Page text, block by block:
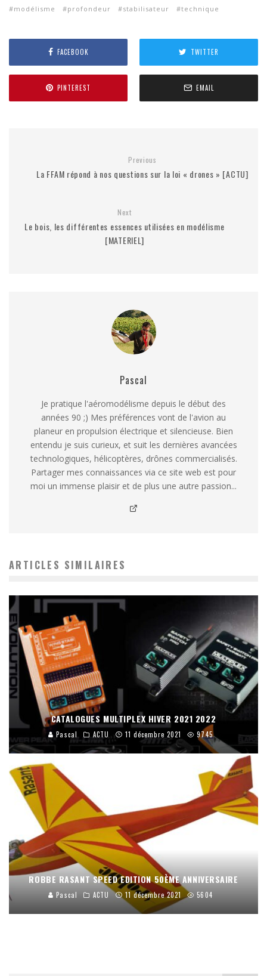
modélisme
profondeur stabilisateur technique
FACEBOOK TWITTER
PINTEREST EMAIL
Previous
La FFAM répond à nos questions sur la loi « drones » [ACTU]
Next
Le bois, les différentes essences utilisées en modélisme
[MATERIEL]
Pascal
Je pratique l'aéromodélisme depuis le début des
années 90 ;) Mes préférences vont de l'avion au
planeur en propulsion électrique et silencieuse. Bien
entendu je suis curieux, et suit les dernières avancées
technologiques, hélicoptères, drônes commercialisés.
Partager mes connaissances via ce site web est pour
moi un immense plaisir et de plus une autre passion...
ARTICLES SIMILAIRES
CATALOGUES MULTIPLEX HIVER 2021 2022
Pascal ACTU 11 décembre 2021 9745
ROBBE RASANT SPEED EDITION 50ÈME ANNIVERSAIRE
Pascal ACTU 11 décembre 2021 5604